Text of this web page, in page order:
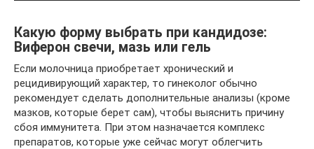
Какую форму выбрать при кандидозе:
Виферон свечи, мазь или гель
Если молочница приобретает хронический и
рецидивирующий характер, то гинеколог обычно
рекомендует сделать дополнительные анализы (кроме
мазков, которые берет сам), чтобы выяснить причину
сбоя иммунитета. При этом назначается комплекс
препаратов, которые уже сейчас могут облегчить